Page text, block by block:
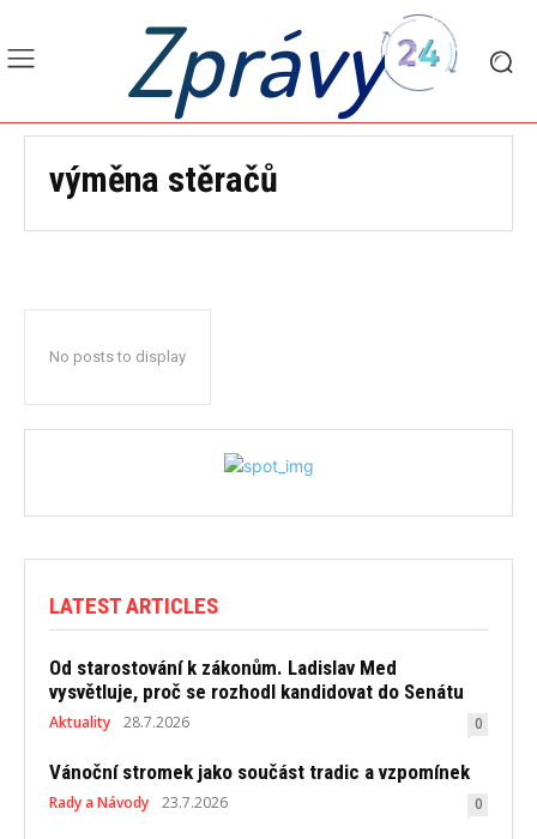
Zprávy
výměna stěračů
No posts to display
LATEST ARTICLES
Od starostování k zákonům. Ladislav Med
vysvětluje, proč se rozhodl kandidovat do Senátu
Aktuality 28.7.2026 0
Vánoční stromek jako součást tradic a vzpomínek
Rady a Návody 23.7.2026 0